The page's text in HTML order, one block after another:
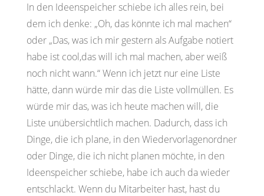
In den Ideenspeicher schiebe ich alles rein, bei
dem ich denke: „Oh, das könnte ich mal machen“
oder „Das, was ich mir gestern als Aufgabe notiert
habe ist cool,das will ich mal machen, aber weiß
noch nicht wann.“ Wenn ich jetzt nur eine Liste
hätte, dann würde mir das die Liste vollmüllen. Es
würde mir das, was ich heute machen will, die
Liste unübersichtlich machen. Dadurch, dass ich
Dinge, die ich plane, in den Wiedervorlagenordner
oder Dinge, die ich nicht planen möchte, in den
Ideenspeicher schiebe, habe ich auch da wieder
entschlackt. Wenn du Mitarbeiter hast, hast du